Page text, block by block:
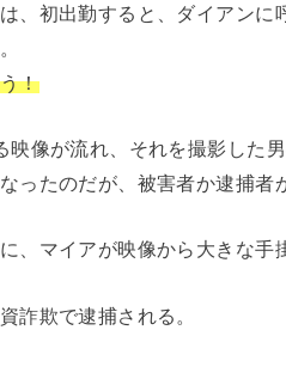
、初出勤すると、ダイアンに
！
像が流れ、それを撮影した
ったのだが、被害者か逮捕者
、マイアが映像から大きな手
詐欺で逮捕される。